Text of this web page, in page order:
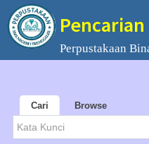
Perpustakaan
Cari Browse